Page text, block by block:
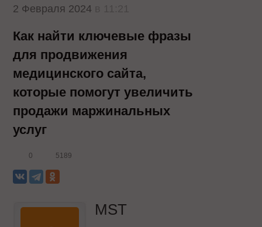
2 Февраля 2024
Как найти ключевые фразы
для продвижения
медицинского сайта,
которые помогут увеличить
продажи маржинальных
услуг
0 5189
MST